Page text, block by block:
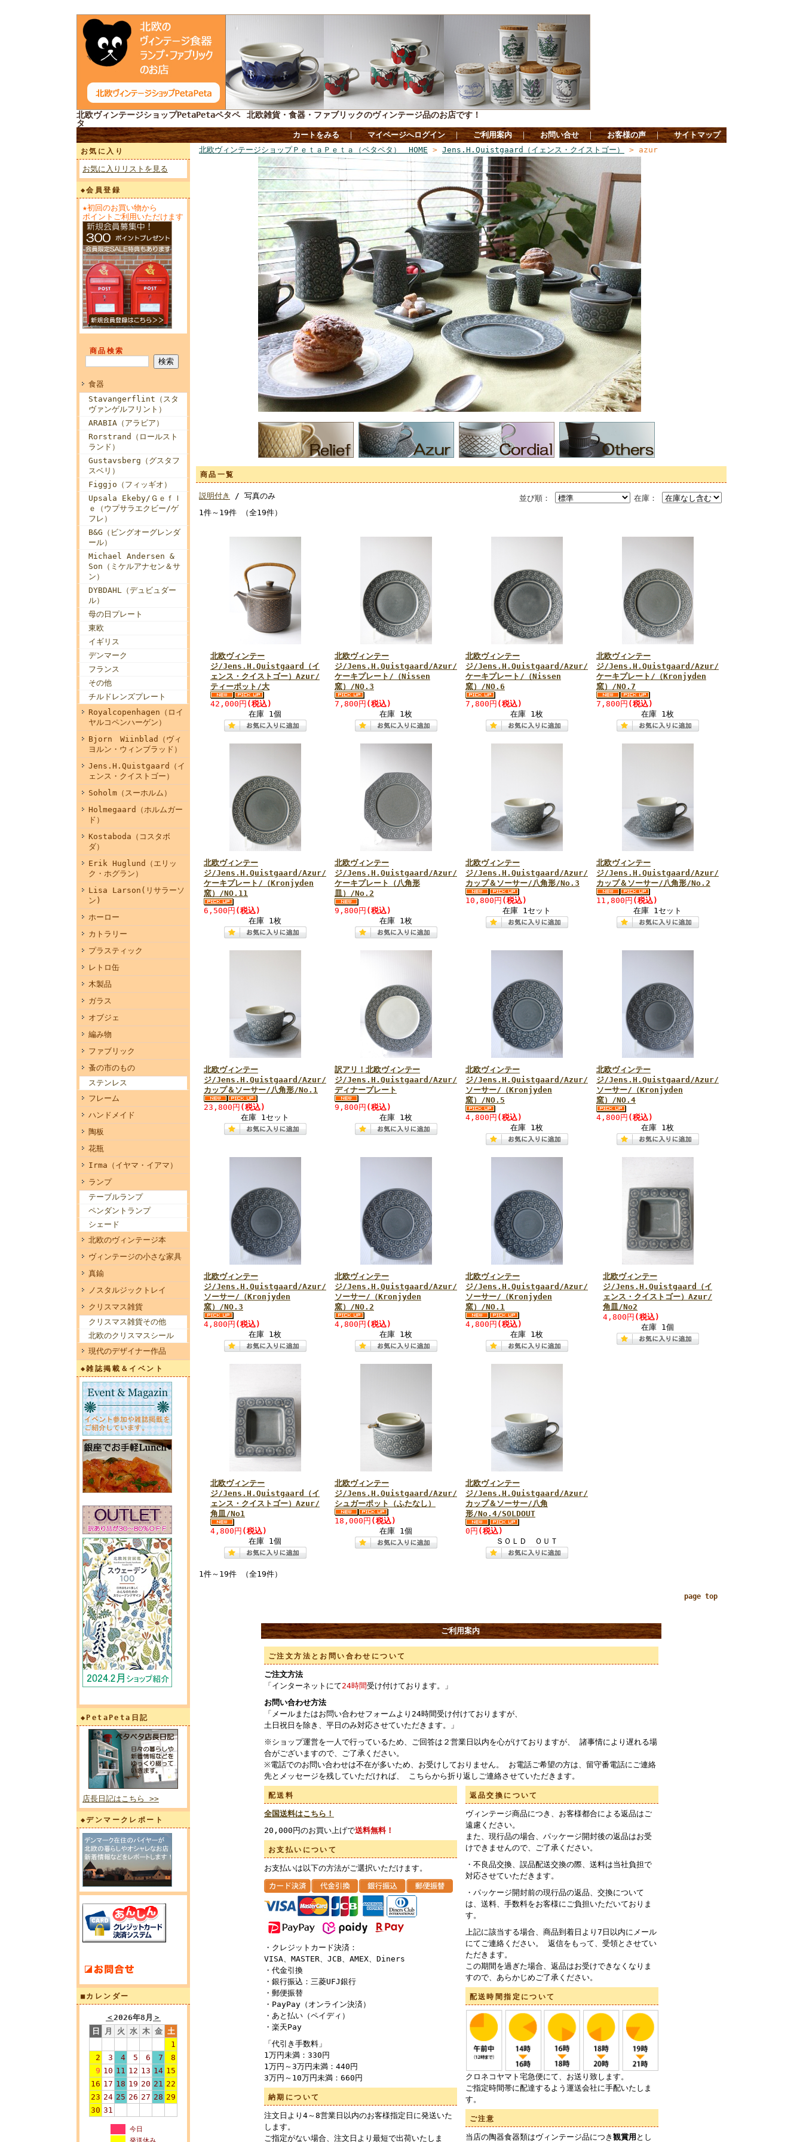
北欧ヴィンテージショップPetaPetaペタペ
タ
北欧雑貨・食器・ファブリックのヴィンテージ品のお店です！
カートをみる ｜ マイページへログイン ｜ ご利用案内 ｜ お問い合せ ｜ お客様の声 ｜ サイトマップ
お気に入り
お気に入りリストを見る
◆会員登録
★初回のお買い物から
ポイントご利用いただけます
商品検索
食器
Stavangerflint（スタ
ヴァンゲルフリント）
ARABIA（アラビア）
Rorstrand（ロールスト
ランド）
Gustavsberg（グスタフ
スベリ）
Figgjo（フィッギオ）
Upsala Ekeby/Ｇｅｆｌ
ｅ（ウプサラエクビー/ゲ
フレ）
B&G（ビングオーグレンダ
ール）
Michael Andersen &
Son（ミケルアナセン＆サ
ン）
DYBDAHL（デュビュダー
ル）
母の日プレート
東欧
イギリス
デンマーク
フランス
その他
チルドレンズプレート
Royalcopenhagen（ロイ
ヤルコペンハーゲン）
Bjorn Wiinblad（ヴィ
ヨルン・ウィンブラッド）
Jens.H.Quistgaard（イ
ェンス・クイストゴー）
Soholm（スーホルム）
Holmegaard（ホルムガー
ド）
Kostaboda（コスタボ
ダ）
Erik Huglund（エリッ
ク・ホグラン）
Lisa Larson(リサラーソ
ン)
ホーロー
カトラリー
プラスティック
レトロ缶
木製品
ガラス
オブジェ
編み物
ファブリック
蚤の市のもの
ステンレス
フレーム
ハンドメイド
陶板
花瓶
Irma（イヤマ・イアマ）
ランプ
テーブルランプ
ペンダントランプ
シェード
北欧のヴィンテージ本
ヴィンテージの小さな家具
真鍮
ノスタルジックトレイ
クリスマス雑貨
クリスマス雑貨その他
北欧のクリスマスシール
現代のデザイナー作品
◆雑誌掲載＆イベント
◆PetaPeta日記
店長日記はこちら >>
◆デンマークレポート
■カレンダー
＜2026年8月 ＞
日
月 火 水 木 金 土
1
2
3 4 5 6 7
8
9 10 11 12 13 14 15
16 17 18 19 20 21 22
23 24 25 26 27 28 29
30 31
今日
北欧ヴィンテージショップＰｅｔａＰｅｔａ（ペタペタ） HOME > Jens.H.Quistgaard（イェンス・クイストゴー） > azur
商品一覧
在庫：
並び順：
説明付き
/ 写真のみ
1件～19件 （全19件）
北欧ヴィンテー
ジ/Jens.H.Quistgaard（イ
ェンス・クイストゴー）Azur/
ティーポット/大
42,000円 (税込)
在庫 1個
北欧ヴィンテー
ジ/Jens.H.Quistgaard/Azur/
ケーキプレート/（Nissen
窯）/NO.3
7,800円 (税込)
在庫 1枚
北欧ヴィンテー
ジ/Jens.H.Quistgaard/Azur/
ケーキプレート/（Nissen
窯）/NO.6
7,800円 (税込)
在庫 1枚
北欧ヴィンテー
ジ/Jens.H.Quistgaard/Azur/
ケーキプレート/（Kronjyden
窯）/NO.7
7,800円 (税込)
在庫 1枚
北欧ヴィンテー
ジ/Jens.H.Quistgaard/Azur/
ケーキプレート/（Kronjyden
窯）/NO.11
6,500円 (税込)
在庫 1枚
北欧ヴィンテー
ジ/Jens.H.Quistgaard/Azur/
ケーキプレート（八角形
皿）/No.2
9,800円 (税込)
在庫 1枚
北欧ヴィンテー
ジ/Jens.H.Quistgaard/Azur/
カップ＆ソーサー/八角形/No.3
10,800円 (税込)
在庫 1セット
北欧ヴィンテー
ジ/Jens.H.Quistgaard/Azur/
カップ＆ソーサー/八角形/No.2
11,800円 (税込)
在庫 1セット
北欧ヴィンテー
ジ/Jens.H.Quistgaard/Azur/
カップ＆ソーサー/八角形/No.1
23,800円 (税込)
在庫 1セット
訳アリ！北欧ヴィンテー
ジ/Jens.H.Quistgaard/Azur/
ディナープレート
9,800円 (税込)
在庫 1枚
北欧ヴィンテー
ジ/Jens.H.Quistgaard/Azur/
ソーサー/（Kronjyden
窯）/NO.5
4,800円 (税込)
在庫 1枚
北欧ヴィンテー
ジ/Jens.H.Quistgaard/Azur/
ソーサー/（Kronjyden
窯）/NO.4
4,800円 (税込)
在庫 1枚
北欧ヴィンテー
ジ/Jens.H.Quistgaard/Azur/
ソーサー/（Kronjyden
窯）/NO.3
4,800円 (税込)
在庫 1枚
北欧ヴィンテー
ジ/Jens.H.Quistgaard/Azur/
ソーサー/（Kronjyden
窯）/NO.2
4,800円 (税込)
在庫 1枚
北欧ヴィンテー
ジ/Jens.H.Quistgaard/Azur/
ソーサー/（Kronjyden
窯）/NO.1
4,800円 (税込)
在庫 1枚
北欧ヴィンテー
ジ/Jens.H.Quistgaard（イ
ェンス・クイストゴー）Azur/
角皿/No2
4,800円 (税込)
在庫 1個
北欧ヴィンテー
ジ/Jens.H.Quistgaard（イ
ェンス・クイストゴー）Azur/
角皿/No1
4,800円 (税込)
在庫 1個
北欧ヴィンテー
ジ/Jens.H.Quistgaard/Azur/
シュガーポット（ふたなし）
18,000円 (税込)
在庫 1個
北欧ヴィンテー
ジ/Jens.H.Quistgaard/Azur/
カップ＆ソーサー/八角
形/No.4/SOLDOUT
0円 (税込)
ＳＯＬＤ ＯＵＴ
1件～19件 （全19件）
page top
ご利用案内
ご注文方法とお問い合わせについて
ご注文方法
「インターネットにて24時間受け付けております。」
お問い合わせ方法
「メールまたはお問い合わせフォームより24時間受け付けておりますが、
土日祝日を除き、平日のみ対応させていただきます。」
※ショップ運営を一人で行っているため、ご回答は２営業日以内を心がけておりますが、 諸事情により遅れる場
合がございますので、ご了承ください。
※電話でのお問い合わせは不在が多いため、お受けしておりません。 お電話ご希望の方は、留守番電話にご連絡
先とメッセージを残していただければ、 こちらから折り返しご連絡させていただきます。
配送料
全国送料はこちら！
20,000円のお買い上げで送料無料！
お支払いについて
お支払いは以下の方法がご選択いただけます。
・クレジットカード決済：
VISA、MASTER、JCB、AMEX、Diners
・代金引換
・銀行振込：三菱UFJ銀行
・郵便振替
・PayPay（オンライン決済）
・あと払い（ペイディ）
・楽天Pay
「代引き手数料」
1万円未満：330円
1万円～3万円未満：440円
3万円～10万円未満：660円
納期について
注文日より4～8営業日以内のお客様指定日に発送いた
します。
ご指定がない場合、注文日より最短で出荷いたしま
返品交換について
ヴィンテージ商品につき、お客様都合による返品はご
遠慮ください。
また、現行品の場合、パッケージ開封後の返品はお受
けできませんので、ご了承ください。
・不良品交換、誤品配送交換の際、送料は当社負担で
対応させていただきます。
・パッケージ開封前の現行品の返品、交換について
は、送料、手数料をお客様にご負担いただいておりま
す。
上記に該当する場合、商品到着日より7日以内にメール
にてご連絡ください。 返信をもって、受領とさせてい
ただきます。
この期間を過ぎた場合、返品はお受けできなくなりま
すので、あらかじめご了承ください。
配送時間指定について
クロネコヤマト宅急便にて、お送り致します。
ご指定時間帯に配達するよう運送会社に手配いたしま
す。
ご注意
当店の陶器食器類はヴィンテージ品につき 観賞用 とし